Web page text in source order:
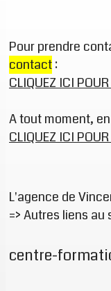
Pour prendre
contact:
CLIQUEZ ICI
A tout moment,
CLIQUEZ ICI
L'agence de
=>Autres liens au
centre-